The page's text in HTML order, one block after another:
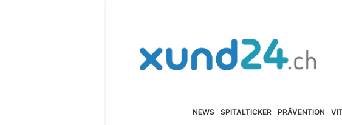
NEWS SPITALTICKER PRÄVENTION